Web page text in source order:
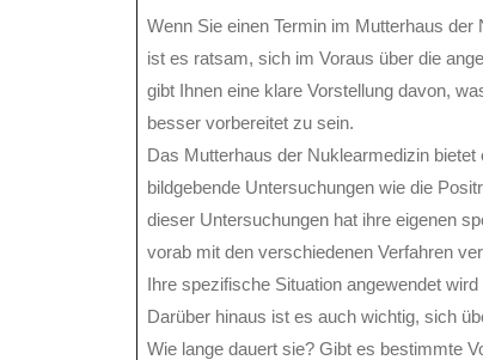
Wenn Sie einen Termin im Mutterhaus
ist es ratsam, sich im Voraus über die
gibt Ihnen eine klare Vorstellung davon,
besser vorbereitet zu sein.
Das Mutterhaus der Nuklearmedizin
bildgebende Untersuchungen wie die
dieser Untersuchungen hat ihre eigenen
vorab mit den verschiedenen Verfahren
Ihre spezifische Situation angewendet
Darüber hinaus ist es auch wichtig, sich
Wie lange dauert sie? Gibt es bestimmte